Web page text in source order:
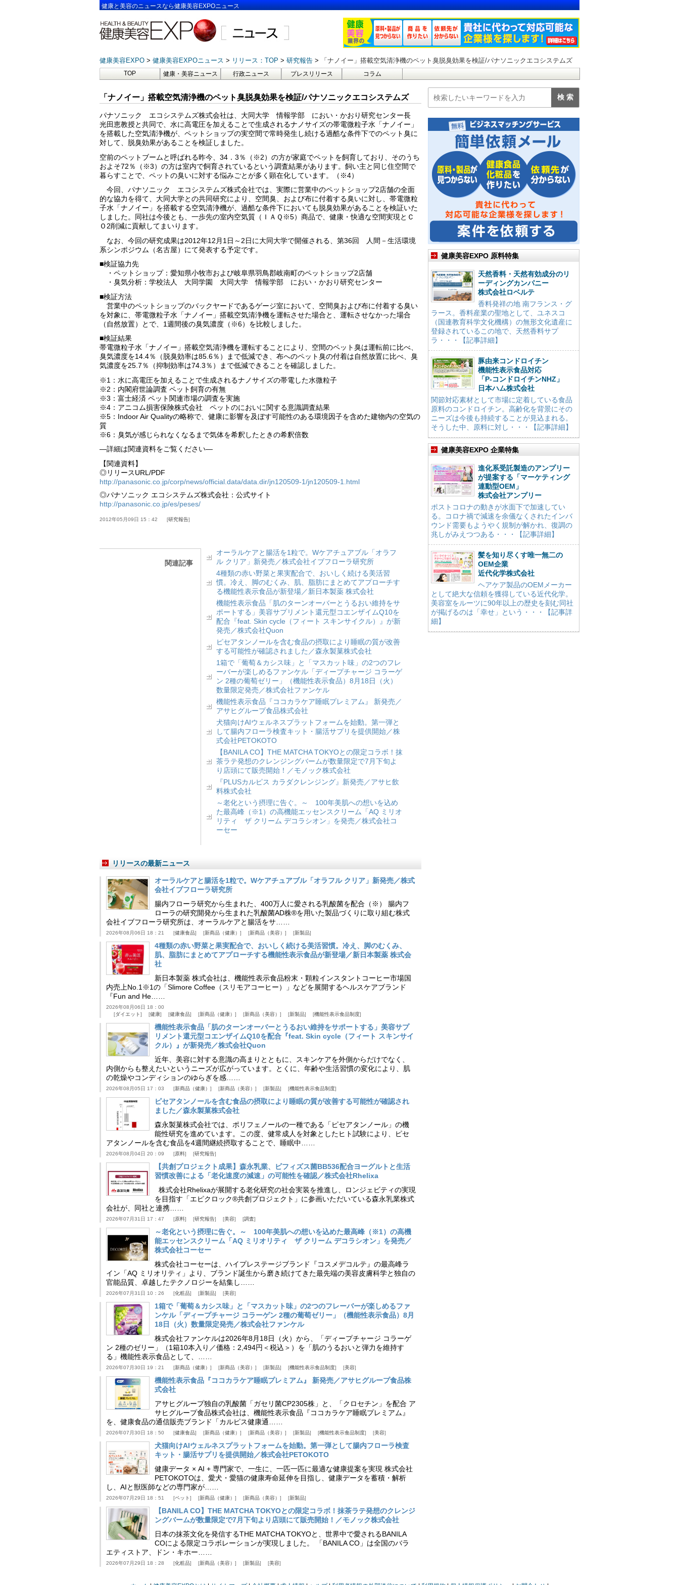
健康と美容のニュースなら健康美容EXPOニュース
健康美容EXPO 健康美容EXPOニュース リリース：TOP 研究報告 「ナノイー」搭載空気清浄機のペット臭脱臭効果を検証/パナソニックエコシステムズ
TOP 健康・美容ニュース 行政ニュース プレスリリース コラム
「ナノイー」搭載空気清浄機のペット臭脱臭効果を検証/パナソニックエコシステムズ
パナソニック エコシステムズ株式会社は、大同大学 情報学部 におい・かおり研究センター長
光田恵教授と共同で、水に高電圧を加えることで生成されるナノサイズの帯電微粒子水「ナノイー」
を搭載した空気清浄機が、ペットショップの実空間で常時発生し続ける過酷な条件下でのペット臭に
対して、脱臭効果があることを検証しました。
空前のペットブームと呼ばれる昨今、34．3％（※2）の方が家庭でペットを飼育しており、そのうち
およそ72％（※3）の方は室内で飼育されているという調査結果があります。飼い主と同じ住空間で
暮らすことで、ペットの臭いに対する悩みごとが多く顕在化しています。（※4）
今回、パナソニック エコシステムズ株式会社では、実際に営業中のペットショップ2店舗の全面
的な協力を得て、大同大学との共同研究により、空間臭、および布に付着する臭いに対し、帯電微粒
子水「ナノイー」を搭載する空気清浄機が、過酷な条件下においても脱臭効果があることを検証いた
しました。同社は今後とも、一歩先の室内空気質（ＩＡＱ※5）商品で、健康・快適な空間実現とＣ
Ｏ2削減に貢献してまいります。
なお、今回の研究成果は2012年12月1日～2日に大同大学で開催される、第36回 人間－生活環境
系シンポジウム（名古屋）にて発表する予定です。
■検証協力先
・ペットショップ：愛知県小牧市および岐阜県羽鳥郡岐南町のペットショップ2店舗
・臭気分析：学校法人 大同学園 大同大学 情報学部 におい・かおり研究センター
■検証方法
営業中のペットショップのバックヤードであるゲージ室において、空間臭および布に付着する臭い
を対象に、帯電微粒子水「ナノイー」搭載空気清浄機を運転させた場合と、運転させなかった場合
（自然放置）とで、1週間後の臭気濃度（※6）を比較しました。
■検証結果
帯電微粒子水「ナノイー」搭載空気清浄機を運転することにより、空間のペット臭は運転前に比べ、
臭気濃度を14.4％（脱臭効率は85.6％）まで低減でき、布へのペット臭の付着は自然放置に比べ、臭
気濃度を25.7％（抑制効率は74.3％）まで低減できることを確認しました。
※1：水に高電圧を加えることで生成されるナノサイズの帯電した水微粒子
※2：内閣府世論調査 ペット飼育の有無
※3：富士経済 ペット関連市場の調査を実施
※4：アニコム損害保険株式会社 ペットのにおいに関する意識調査結果
※5：Indoor Air Qualityの略称で、健康に影響を及ぼす可能性のある環境因子を含めた建物内の空気の
質
※6：臭気が感じられなくなるまで気体を希釈したときの希釈倍数
—詳細は関連資料をご覧ください—
【関連資料】
◎リリースURL/PDF
http://panasonic.co.jp/corp/news/official.data/data.dir/jn120509-1/jn120509-1.html
◎パナソニック エコシステムズ株式会社：公式サイト
http://panasonic.co.jp/es/peses/
2012年05月09日 15：42 研究報告
関連記事
オーラルケアと腸活を1粒で。Wケアチュアブル「オラフ
ル クリア」新発売／株式会社イブフローラ研究所
4種類の赤い野菜と果実配合で、おいしく続ける美活習
慣。冷え、脚のむくみ、肌、脂肪にまとめてアプローチす
る機能性表示食品が新登場／新日本製薬 株式会社
機能性表示食品「肌のターンオーバーとうるおい維持をサ
ポートする」美容サプリメント還元型コエンザイムQ10を
配合『feat. Skin cycle（フィート スキンサイクル）』が新
発売／株式会社Quon
ピセアタンノールを含む食品の摂取により睡眠の質が改善
する可能性が確認されました／森永製菓株式会社
1箱で「葡萄＆カシス味」と「マスカット味」の2つのフレ
ーバーが楽しめるファンケル「ディープチャージ コラーゲ
ン 2種の葡萄ゼリー」（機能性表示食品）8月18日（火）
数量限定発売／株式会社ファンケル
機能性表示食品『ココカラケア睡眠プレミアム』 新発売／
アサヒグループ食品株式会社
犬猫向けAIウェルネスプラットフォームを始動。第一弾と
して腸内フローラ検査キット・腸活サプリを提供開始／株
式会社PETOKOTO
【BANILA CO】THE MATCHA TOKYOとの限定コラボ！抹
茶ラテ発想のクレンジングバームが数量限定で7月下旬よ
り店頭にて販売開始！／モノック株式会社
『PLUSカルピス カラダクレンジング』新発売／アサヒ飲
料株式会社
～老化という摂理に告ぐ。～ 100年美肌への想いを込め
た最高峰（※1）の高機能エッセンスクリーム「AQ ミリオ
リティ ザ クリーム デコラシオン」を発売／株式会社コ
ーセー
リリースの最新ニュース
オーラルケアと腸活を1粒で。Wケアチュアブル「オラフル クリア」新発売／株式
会社イブフローラ研究所
腸内フローラ研究から生まれた、400万人に愛される乳酸菌を配合（※） 腸内フ
ローラの研究開発から生まれた乳酸菌AD株®を用いた製品づくりに取り組む株式
会社イブフローラ研究所は、オーラルケアと腸活をサ……
2026年08月06日 18：21 健康食品 新商品（健康） 新商品（美容） 新製品
4種類の赤い野菜と果実配合で、おいしく続ける美活習慣。冷え、脚のむくみ、
肌、脂肪にまとめてアプローチする機能性表示食品が新登場／新日本製薬 株式会
社
新日本製薬 株式会社は、機能性表示食品粉末・顆粒インスタントコーヒー市場国
内売上No.1※1の「Slimore Coffee（スリモアコーヒー）」などを展開するヘルスケアブランド
『Fun and He……
2026年08月06日 18：00
ダイエット
健康 健康食品 新商品（健康） 新商品（美容） 新製品 機能性表示食品制度
機能性表示食品「肌のターンオーバーとうるおい維持をサポートする」美容サプ
リメント還元型コエンザイムQ10を配合『feat. Skin cycle（フィート スキンサイ
クル）』が新発売／株式会社Quon
近年、美容に対する意識の高まりとともに、スキンケアを外側からだけでなく、
内側からも整えたいというニーズが広がっています。とくに、年齢や生活習慣の変化により、肌
の乾燥やコンディションのゆらぎを感……
2026年08月05日 17：03 新商品（健康） 新商品（美容） 新製品 機能性表示食品制度
ピセアタンノールを含む食品の摂取により睡眠の質が改善する可能性が確認され
ました／森永製菓株式会社
森永製菓株式会社では、ポリフェノールの一種である「ピセアタンノール」の機
能性研究を進めています。この度、健常成人を対象としたヒト試験により、ピセ
アタンノールを含む食品を4週間継続摂取することで、睡眠中……
2026年08月04日 20：09 原料 研究報告
【共創プロジェクト成果】森永乳業、ビフィズス菌BB536配合ヨーグルトと生活
習慣改善による「老化速度の減速」の可能性を確認／株式会社Rhelixa
株式会社Rhelixaが展開する老化研究の社会実装を推進し、ロンジェビティの実現
を目指す「エピクロック®共創プロジェクト」に参画いただいている森永乳業株式
会社が、同社と連携……
2026年07月31日 17：47 原料 研究報告 美容 調査
～老化という摂理に告ぐ。～ 100年美肌への想いを込めた最高峰（※1）の高機
能エッセンスクリーム「AQ ミリオリティ ザ クリーム デコラシオン」を発売／
株式会社コーセー
株式会社コーセーは、ハイプレステージブランド『コスメデコルテ』の最高峰ラ
イン「AQ ミリオリティ」より、ブランド誕生から磨き続けてきた最先端の美容皮膚科学と独自の
官能品質、卓越したテクノロジーを結集し……
2026年07月31日 10：26 化粧品 新製品 美容
1箱で「葡萄＆カシス味」と「マスカット味」の2つのフレーバーが楽しめるファ
ンケル「ディープチャージ コラーゲン 2種の葡萄ゼリー」（機能性表示食品）8月
18日（火）数量限定発売／株式会社ファンケル
株式会社ファンケルは2026年8月18日（火）から、「ディープチャージ コラーゲ
ン 2種のゼリー」（1箱10本入り／価格：2,494円＜税込＞）を「肌のうるおいと弾力を維持す
る」機能性表示食品として、……
2026年07月30日 19：21 新商品（健康） 新商品（美容） 新製品 機能性表示食品制度 美容
機能性表示食品『ココカラケア睡眠プレミアム』 新発売／アサヒグループ食品株
式会社
アサヒグループ独自の乳酸菌「ガセリ菌CP2305株」と、「クロセチン」を配合 ア
サヒグループ食品株式会社は、機能性表示食品『ココカラケア睡眠プレミアム』
を、健康食品の通信販売ブランド「カルピス健康通……
2026年07月30日 18：50 健康食品 新商品（健康） 新商品（美容） 新製品 機能性表示食品制度 美容
犬猫向けAIウェルネスプラットフォームを始動。第一弾として腸内フローラ検査
キット・腸活サプリを提供開始／株式会社PETOKOTO
健康データ × AI + 専門家で、一生に、一匹一匹に最適な健康提案を実現 株式会社
PETOKOTOは、愛犬・愛猫の健康寿命延伸を目指し、健康データを蓄積・解析
し、AIと獣医師などの専門家が……
2026年07月29日 18：51 ペット 新商品（健康） 新商品（美容） 新製品
【BANILA CO】THE MATCHA TOKYOとの限定コラボ！抹茶ラテ発想のクレンジ
ングバームが数量限定で7月下旬より店頭にて販売開始！／モノック株式会社
日本の抹茶文化を発信するTHE MATCHA TOKYOと、世界中で愛されるBANILA
COによる限定コラボレーションが実現しました。 「BANILA CO」は全国のバラ
エティストア、ドン・キホー……
2026年07月29日 18：28 化粧品 新商品（美容） 新製品 美容
健康美容EXPO 原料特集
天然香料・天然有効成分のリ
ーディングカンパニー
株式会社ロベルテ
香料発祥の地 南フランス・グ
ラース。香料産業の聖地として、ユネスコ
（国連教育科学文化機構）の無形文化遺産に
登録されているこの地で、天然香料サプ
ラ・・・【記事詳細】
豚由来コンドロイチン
機能性表示食品対応
「P-コンドロイチンNHZ」
日本ハム株式会社
関節対応素材として市場に定着している食品
原料のコンドロイチン。高齢化を背景にその
ニーズは今後も持続することが見込まれる。
そうした中、原料に対し・・・【記事詳細】
健康美容EXPO 企業特集
進化系受託製造のアンプリー
が提案する「マーケティング
連動型OEM」
株式会社アンプリー
ポストコロナの動きが水面下で加速してい
る。コロナ禍で減速を余儀なくされたインバ
ウンド需要もようやく規制が解かれ、復調の
兆しがみえつつある・・・【記事詳細】
髪を知り尽くす唯一無二の
OEM企業
近代化学株式会社
ヘアケア製品のOEMメーカー
として絶大な信頼を獲得している近代化学。
美容室をルーツに90年以上の歴史を刻む同社
が掲げるのは「幸せ」という・・・【記事詳
細】